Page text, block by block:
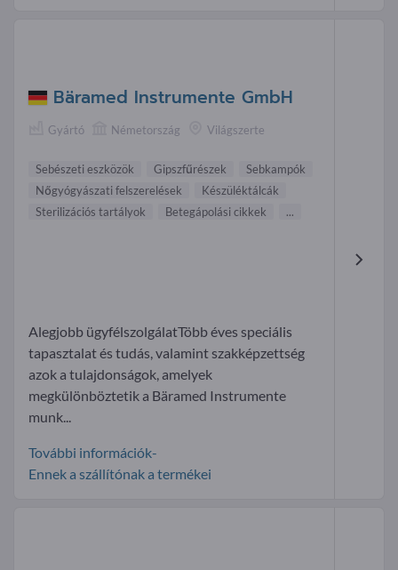
Bäramed Instrumente GmbH
Gyártó Németország Világszerte
Sebészeti eszközök Gipszfűrészek
Sebkampók
Nőgyógyászati felszerelések
Készüléktálcák
Sterilizációs tartályok
Betegápolási cikkek ...
Alegjobb ügyfélszolgálatTöbb éves speciális
tapasztalat és tudás, valamint szakképzettség
azok a tulajdonságok, amelyek
megkülönböztetik a Bäramed Instrumente
munk...
További információk-
Ennek a szállítónak a termékei